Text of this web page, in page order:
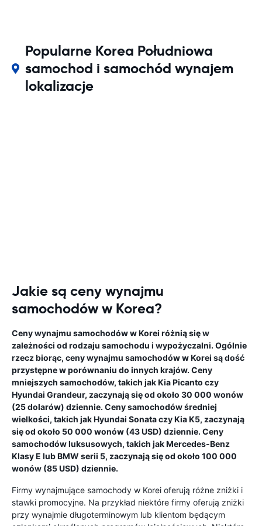
Popularne Korea Południowa
samochod i samochód wynajem
lokalizacje
Jakie są ceny wynajmu
samochodów w Korea?
Ceny wynajmu samochodów w Korei różnią się w
zależności od rodzaju samochodu i wypożyczalni. Ogólnie
rzecz biorąc, ceny wynajmu samochodów w Korei są dość
przystępne w porównaniu do innych krajów. Ceny
mniejszych samochodów, takich jak Kia Picanto czy
Hyundai Grandeur, zaczynają się od około 30 000 wonów
(25 dolarów) dziennie. Ceny samochodów średniej
wielkości, takich jak Hyundai Sonata czy Kia K5, zaczynają
się od około 50 000 wonów (43 USD) dziennie. Ceny
samochodów luksusowych, takich jak Mercedes-Benz
Klasy E lub BMW serii 5, zaczynają się od około 100 000
wonów (85 USD) dziennie.
Firmy wynajmujące samochody w Korei oferują różne zniżki i
stawki promocyjne. Na przykład niektóre firmy oferują zniżki
przy wynajmie długoterminowym lub klientom będącym